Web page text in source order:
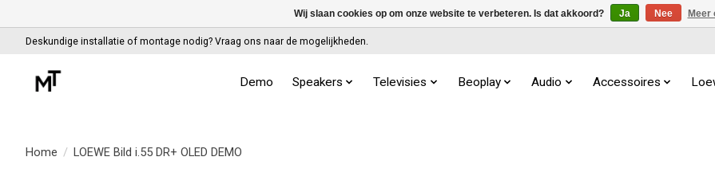
Deskundige installatie of montage nodig? Vraag ons naar de mogelijkheden.
Demo Speakers Televisies Beoplay Audio Accessoires
Home / LOEWE Bild i.55 DR+ OLED DEMO
Wij slaan cookies op om onze website te verbeteren. Is dat akkoord? Ja Nee Meer